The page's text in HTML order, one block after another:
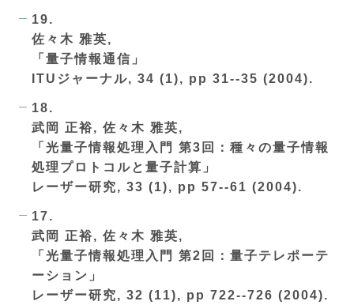
19.
佐々木 雅英,
「量子情報通信」
ITUジャーナル, 34 (1), pp 31--35 (2004).
18.
武岡 正裕, 佐々木 雅英,
「光量子情報処理入門 第3回：種々の量子情報
処理プロトコルと量子計算」
レーザー研究, 33 (1), pp 57--61 (2004).
17.
武岡 正裕, 佐々木 雅英,
「光量子情報処理入門 第2回：量子テレポーテ
ーション」
レーザー研究, 32 (11), pp 722--726 (2004).